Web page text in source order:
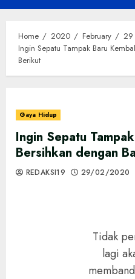
Menu
Home 2020 February
29
Ingin Sepatu Tampak Baru
Berikut
Gaya Hidup
Ingin Sepatu
Bersihkan dengan
REDAKSI19 29/02/2020
Tidak
lagi